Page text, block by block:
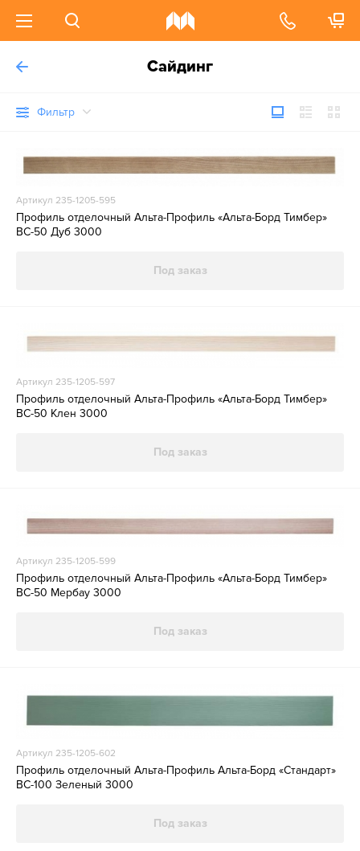
Сайдинг
Фильтр
Артикул 235-1205-595
Профиль отделочный Альта-Профиль «Альта-Борд Тимбер»
ВС-50 Дуб 3000
Под заказ
Артикул 235-1205-597
Профиль отделочный Альта-Профиль «Альта-Борд Тимбер»
ВС-50 Клен 3000
Под заказ
Артикул 235-1205-599
Профиль отделочный Альта-Профиль «Альта-Борд Тимбер»
ВС-50 Мербау 3000
Под заказ
Артикул 235-1205-602
Профиль отделочный Альта-Профиль Альта-Борд «Стандарт»
ВС-100 Зеленый 3000
Под заказ